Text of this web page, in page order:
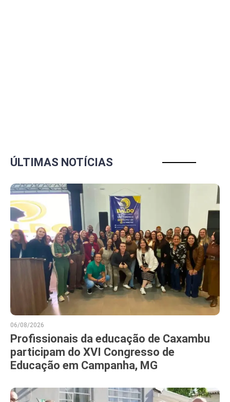
ÚLTIMAS NOTÍCIAS
06/08/2026
Profissionais da educação de Caxambu
participam do XVI Congresso de
Educação em Campanha, MG